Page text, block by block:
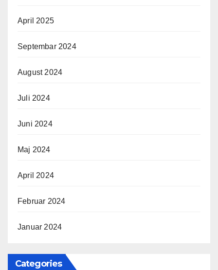
April 2025
Septembar 2024
August 2024
Juli 2024
Juni 2024
Maj 2024
April 2024
Februar 2024
Januar 2024
Categories